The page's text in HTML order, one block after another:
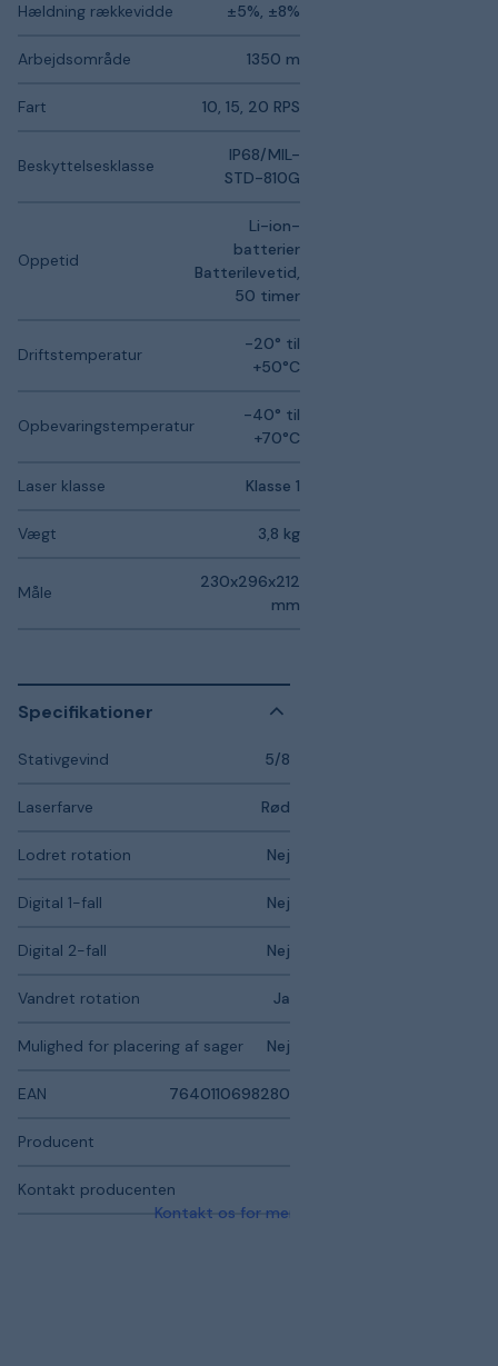
Hældning rækkevidde ±5%, ±8%
Arbejdsområde 1350 m
Fart 10, 15, 20 RPS
Beskyttelsesklasse
IP68/MIL-
STD-810G
Oppetid
Li-ion-
batterier
Batterilevetid,
50 timer
Driftstemperatur
-20° til
+50°C
Opbevaringstemperatur
-40° til
+70°C
Laser klasse Klasse 1
Vægt 3,8 kg
Måle
230x296x212
mm
Specifikationer
Stativgevind 5/8
Laserfarve Rød
Lodret rotation Nej
Digital 1-fall Nej
Digital 2-fall Nej
Vandret rotation Ja
Mulighed for placering af sager Nej
EAN 7640110698280
Producent
Kontakt producenten
Kontakt os for mere information